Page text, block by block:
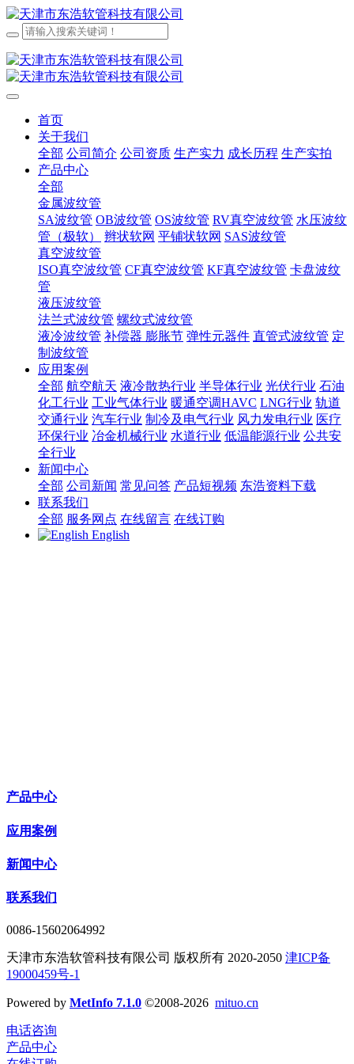
首页
关于我们
全部 公司简介 公司资质 生产实力 成长历程 生产实拍
产品中心
全部
金属波纹管
SA波纹管 OB波纹管 OS波纹管 RV真空波纹管 水压波纹
管（极软）
辫状软网 平铺状软网 SAS波纹管
真空波纹管
ISO真空波纹管 CF真空波纹管 KF真空波纹管 卡盘波纹
管
液压波纹管
法兰式波纹管 螺纹式波纹管
液冷波纹管 补偿器 膨胀节 弹性元器件 直管式波纹管 定
制波纹管
应用案例
全部 航空航天 液冷散热行业 半导体行业 光伏行业 石油
化工行业 工业气体行业 暖通空调HAVC LNG行业 轨道
交通行业 汽车行业 制冷及电气行业 风力发电行业 医疗
环保行业 冶金机械行业 水道行业 低温能源行业 公共安
全行业
新闻中心
全部 公司新闻 常见问答 产品短视频 东浩资料下载
联系我们
全部 服务网点 在线留言 在线订购
English
产品中心
应用案例
新闻中心
联系我们
0086-15602064992
天津市东浩软管科技有限公司 版权所有 2020-2050 津ICP备
19000459号-1
Powered by MetInfo 7.1.0 ©2008-2026 mituo.cn
电话咨询
产品中心